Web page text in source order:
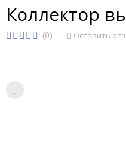
Коллектор
(0) Оставить